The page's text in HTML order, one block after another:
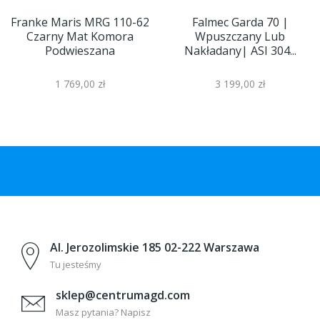
Franke Maris MRG 110-62
Czarny Mat Komora
Podwieszana
1 769,00 zł
Falmec Garda 70 |
Wpuszczany Lub
Nakładany| ASI 304...
3 199,00 zł
Al. Jerozolimskie 185 02-222 Warszawa
Tu jesteśmy
sklep@centrumagd.com
Masz pytania? Napisz